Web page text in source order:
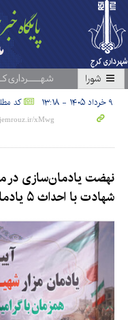
شورا
۹ خرداد ۱۴۰۵ - ۱۳:۱۸ کد مطلب:
نهضت یادمان‌سازی در
شهادت با احداث ۵ یادمان ماندگار